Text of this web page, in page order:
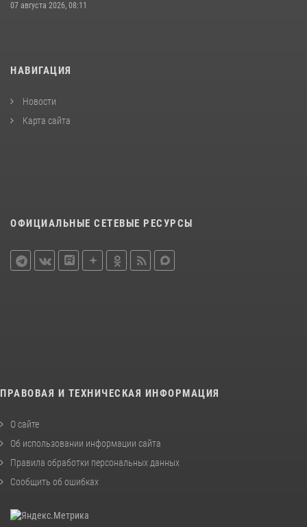
07 августа 2026, 08:11
НАВИГАЦИЯ
Новости
Карта сайта
ОФИЦИАЛЬНЫЕ СЕТЕВЫЕ РЕСУРСЫ
ПРАВОВАЯ И ТЕХНИЧЕСКАЯ ИНФОРМАЦИЯ
О сайте
Об использовании информации сайта
Правила обработки персональных данных
Сообщить об ошибках